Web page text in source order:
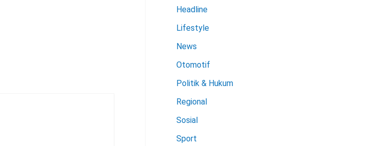
Headline
Lifestyle
News
Otomotif
Politik & Hukum
Regional
Sosial
Sport